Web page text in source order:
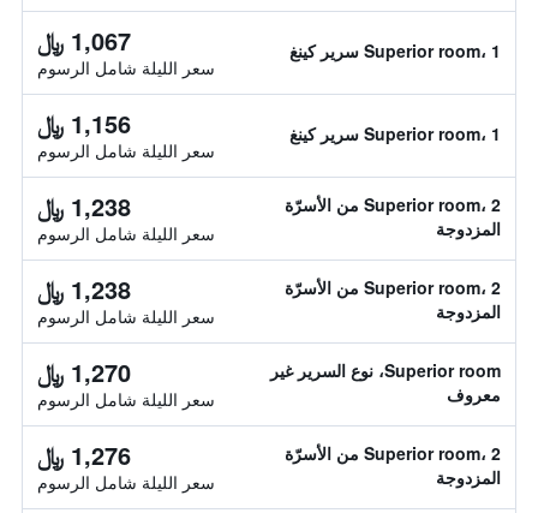
Superior room، 1 سرير كينغ 1,067 ﷼
سعر الليلة شامل الرسوم
Superior room، 1 سرير كينغ 1,156 ﷼
سعر الليلة شامل الرسوم
Superior room، 2 من الأسرّة
المزدوجة
1,238 ﷼
سعر الليلة شامل الرسوم
Superior room، 2 من الأسرّة
المزدوجة
1,238 ﷼
سعر الليلة شامل الرسوم
Superior room، نوع السرير غير
معروف
1,270 ﷼
سعر الليلة شامل الرسوم
Superior room، 2 من الأسرّة
المزدوجة
1,276 ﷼
سعر الليلة شامل الرسوم